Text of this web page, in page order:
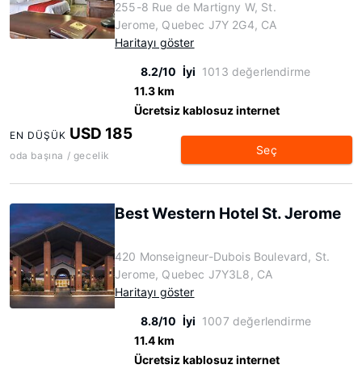
255-8 Rue de Martigny W, St.
Jerome, Quebec J7Y 2G4, CA
Haritayı göster
8.2/10 İyi 1013 değerlendirme
11.3 km
Ücretsiz kablosuz internet
EN DÜŞÜK USD 185
oda başına / gecelik Seç
Best Western Hotel St. Jerome
420 Monseigneur-Dubois Boulevard, St.
Jerome, Quebec J7Y3L8, CA
Haritayı göster
8.8/10 İyi 1007 değerlendirme
11.4 km
Ücretsiz kablosuz internet